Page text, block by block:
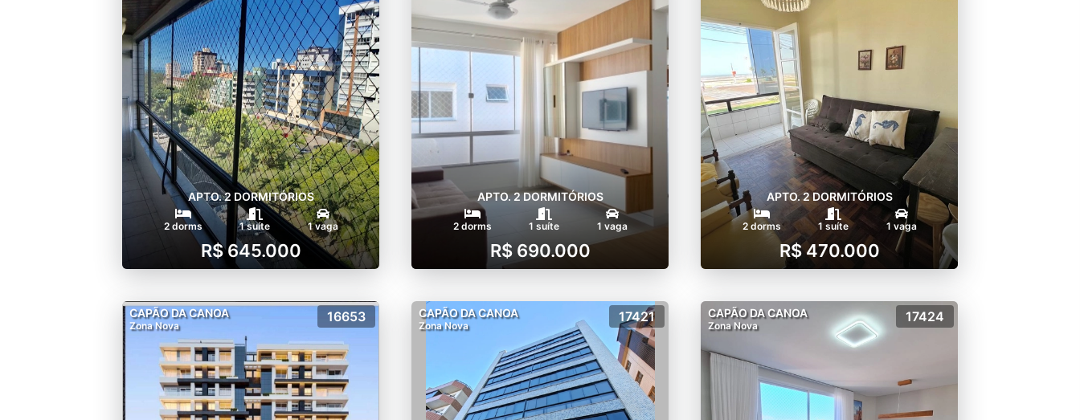
APTO. 2 DORMITÓRIOS
2 dorms 1 suíte 1 vaga
R$ 645.000
APTO. 2 DORMITÓRIOS
2 dorms 1 suíte 1 vaga
R$ 690.000
APTO. 2 DORMITÓRIOS
2 dorms 1 suíte 1 vaga
R$ 470.000
CAPÃO DA CANOA
Zona Nova
16653 CAPÃO DA CANOA
Zona Nova
17421 CAPÃO DA CANOA
Zona Nova
17424